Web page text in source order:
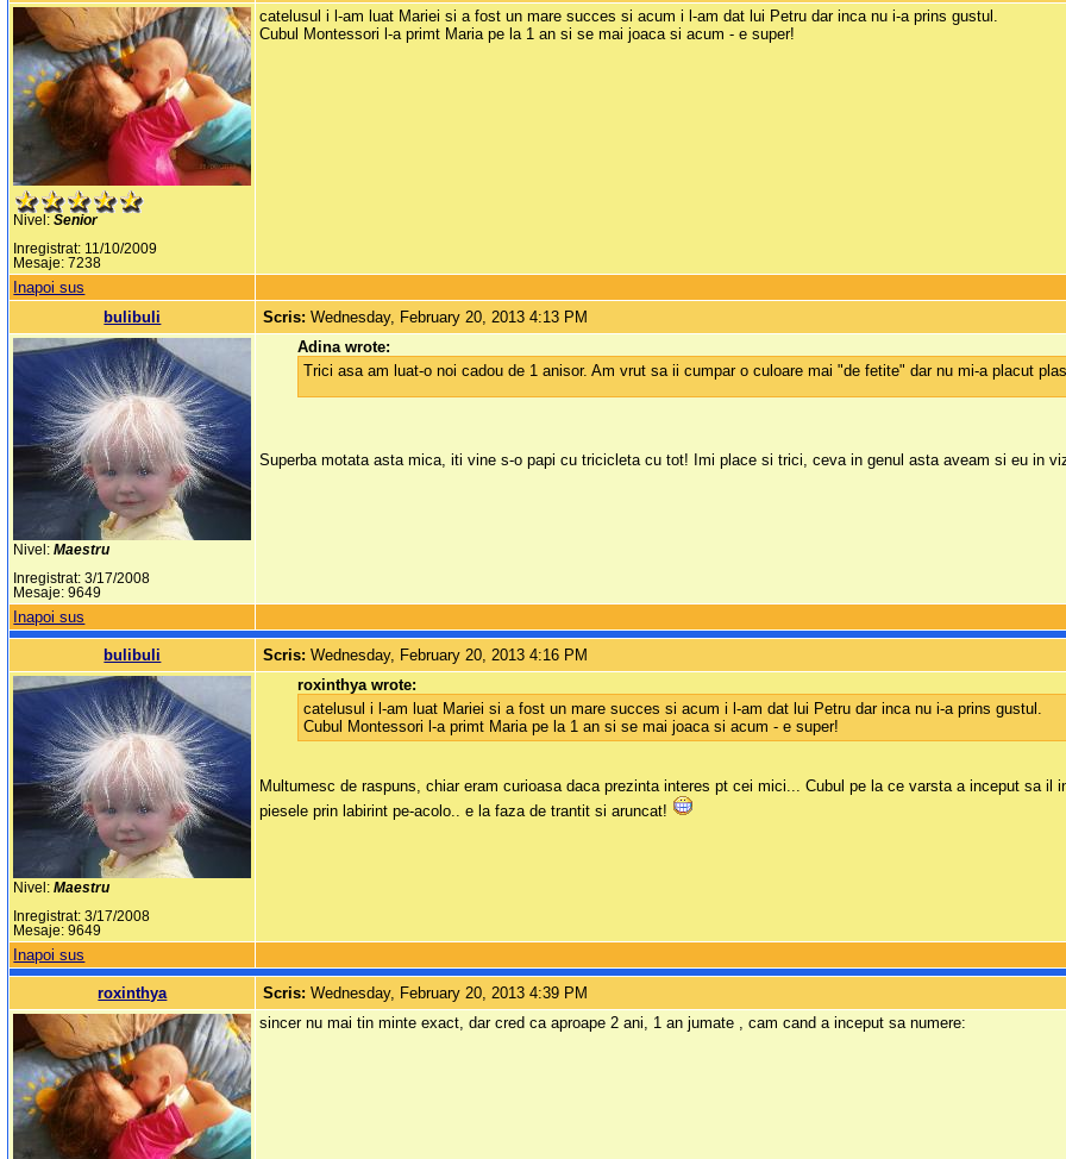
Nivel:Senior
Inregistrat: 11/10/2009
Mesaje: 7238
catelusul i l-am luat Mariei si a fost un mare succes si acum i l-am dat lui Petru dar inca nu i-a prins gustul.
Cubul Montessori l-a primt Maria pe la 1 an si se mai joaca si acum - e super!
Inapoi sus
bulibuli
Scris:Wednesday, February 20, 2013 4:13 PM
Nivel:Maestru
Inregistrat: 3/17/2008
Mesaje: 9649
Adina wrote:
Trici asa am luat-o noi cadou de 1 anisor. Am vrut sa ii cumpar o culoare mai "de fetite" dar nu mi-a placut
Superba motata asta mica, iti vine s-o papi cu tricicleta cu tot! Imi place si trici, ceva in genul asta aveam si eu in
Inapoi sus
bulibuli Scris:Wednesday, February 20, 2013 4:16 PM
Nivel:Maestru
Inregistrat: 3/17/2008
Mesaje: 9649
roxinthya wrote:
catelusul i l-am luat Mariei si a fost un mare succes si acum i l-am dat lui Petru dar inca nu i-a prins gustul.
Cubul Montessori l-a primt Maria pe la 1 an si se mai joaca si acum - e super!
Multumesc de raspuns, chiar eram curioasa daca prezinta interes pt cei mici... Cubul pe la ce varsta a inceput sa il
piesele prin labirint pe-acolo.. e la faza de trantit si aruncat!
Inapoi sus
roxinthya Scris:Wednesday, February 20, 2013 4:39 PM
sincer nu mai tin minte exact, dar cred ca aproape 2 ani, 1 an jumate , cam cand a inceput sa numere: